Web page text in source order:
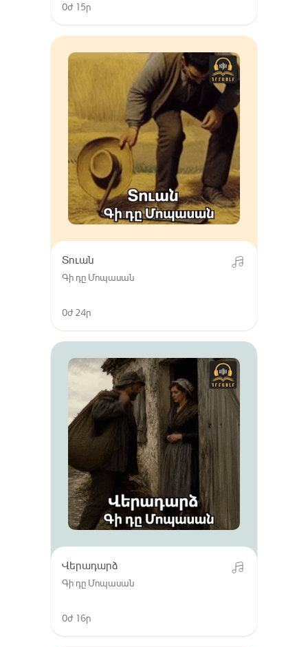
0ժ 15ր
Տուան
Գի դը Մոպասան
0ժ 24ր
Վերադարձ
Գի դը Մոպասան
0ժ 16ր